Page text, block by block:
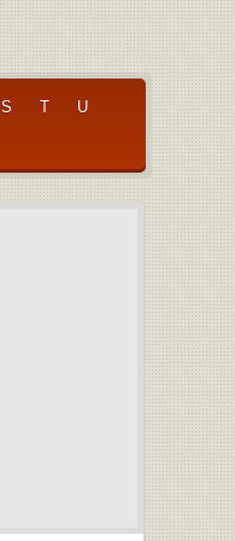
S T U